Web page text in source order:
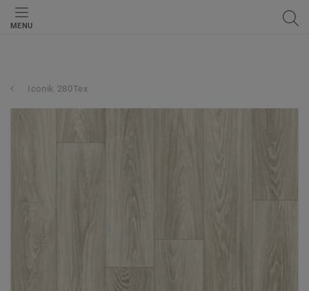
MENU
Iconik 280Tex